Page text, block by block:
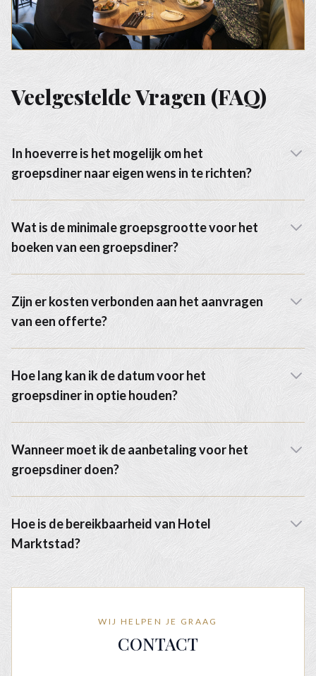
Veelgestelde Vragen (FAQ)
In hoeverre is het mogelijk om het
groepsdiner naar eigen wens in te richten?
Wat is de minimale groepsgrootte voor het
boeken van een groepsdiner?
Zijn er kosten verbonden aan het aanvragen
van een offerte?
Hoe lang kan ik de datum voor het
groepsdiner in optie houden?
Wanneer moet ik de aanbetaling voor het
groepsdiner doen?
Hoe is de bereikbaarheid van Hotel
Marktstad?
WIJ HELPEN JE GRAAG
CONTACT